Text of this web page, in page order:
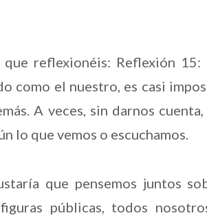
reflexionéis: Reflexión
como el nuestro, es casi
A veces, sin darnos
lo que vemos o escuchamos.
que pensemos juntos
públicas, todos